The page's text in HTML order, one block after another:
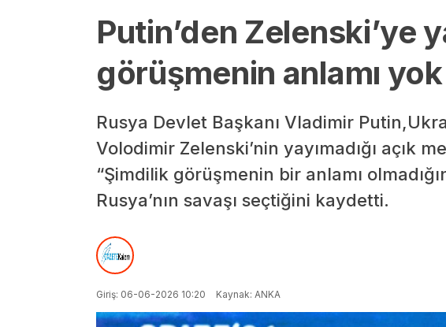
Putin’den Zelenski’ye
görüşmenin anlamı yok
Rusya Devlet Başkanı Vladimir
Volodimir Zelenski’nin yayımadığı açık
“Şimdilik görüşmenin bir anlamı
Rusya’nın savaşı seçtiğini kaydetti.
Giriş: 06-06-2026 10:20 Kaynak: ANKA